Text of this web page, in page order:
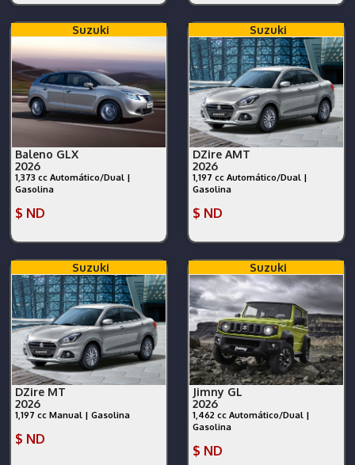
Suzuki
Baleno GLX
2026
1,373 cc Automático/Dual |
Gasolina
$ ND
Suzuki
DZire AMT
2026
1,197 cc Automático/Dual |
Gasolina
$ ND
Suzuki
DZire MT
2026
1,197 cc Manual | Gasolina
$ ND
Suzuki
Jimny GL
2026
1,462 cc Automático/Dual |
Gasolina
$ ND